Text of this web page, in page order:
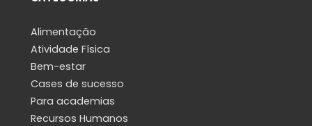
Alimentação
Atividade Física
Bem-estar
Cases de sucesso
Para academias
Recursos Humanos